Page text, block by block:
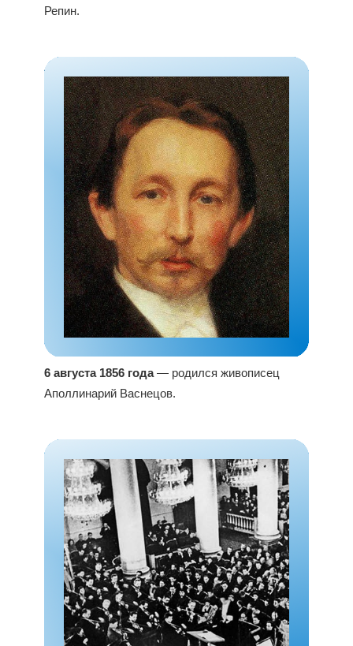
Репин.
6 августа 1856 года— родился живописец
Аполлинарий Васнецов.